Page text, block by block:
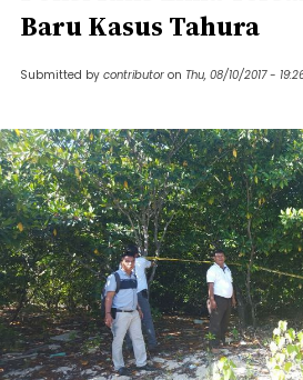
Baru Kasus Tahura
Submitted by contributor on Thu, 08/10/2017 -